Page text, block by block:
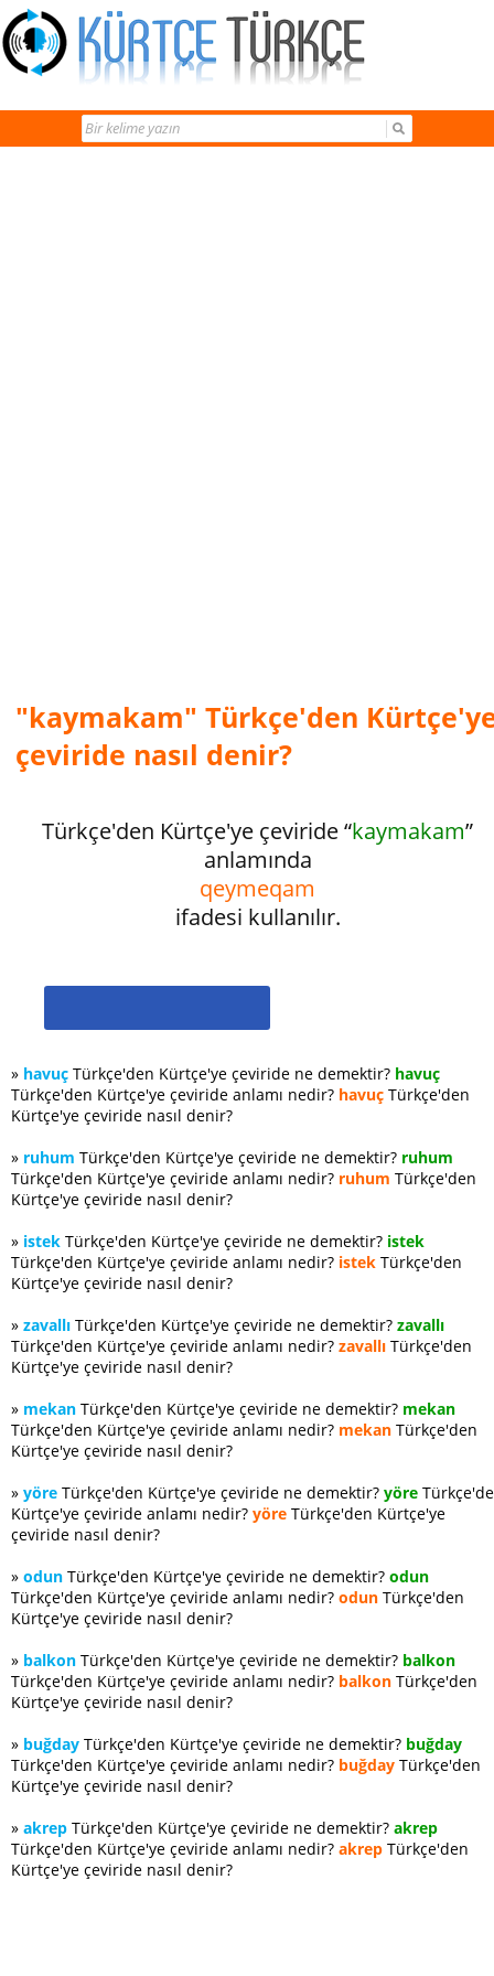
"kaymakam" Türkçe'den
çeviride nasıl denir?
Türkçe'den Kürtçe'ye çeviride “kaymakam”
anlamında
qeymeqam
ifadesi kullanılır.
» havuç Türkçe'den Kürtçe'ye çeviride ne demektir? havuç
Türkçe'den Kürtçe'ye çeviride anlamı nedir? havuç Türkçe'den
Kürtçe'ye çeviride nasıl denir?
» ruhum Türkçe'den Kürtçe'ye çeviride ne demektir? ruhum
Türkçe'den Kürtçe'ye çeviride anlamı nedir? ruhum Türkçe'den
Kürtçe'ye çeviride nasıl denir?
» istek Türkçe'den Kürtçe'ye çeviride ne demektir? istek
Türkçe'den Kürtçe'ye çeviride anlamı nedir? istek Türkçe'den
Kürtçe'ye çeviride nasıl denir?
» zavallı Türkçe'den Kürtçe'ye çeviride ne demektir? zavallı
Türkçe'den Kürtçe'ye çeviride anlamı nedir? zavallı Türkçe'den
Kürtçe'ye çeviride nasıl denir?
» mekan Türkçe'den Kürtçe'ye çeviride ne demektir? mekan
Türkçe'den Kürtçe'ye çeviride anlamı nedir? mekan Türkçe'den
Kürtçe'ye çeviride nasıl denir?
» yöre Türkçe'den Kürtçe'ye çeviride ne demektir? yöre
Kürtçe'ye çeviride anlamı nedir? yöre Türkçe'den Kürtçe'ye
çeviride nasıl denir?
» odun Türkçe'den Kürtçe'ye çeviride ne demektir? odun
Türkçe'den Kürtçe'ye çeviride anlamı nedir? odun Türkçe'den
Kürtçe'ye çeviride nasıl denir?
» balkon Türkçe'den Kürtçe'ye çeviride ne demektir? balkon
Türkçe'den Kürtçe'ye çeviride anlamı nedir? balkon Türkçe'den
Kürtçe'ye çeviride nasıl denir?
» buğday Türkçe'den Kürtçe'ye çeviride ne demektir? buğday
Türkçe'den Kürtçe'ye çeviride anlamı nedir? buğday Türkçe'den
Kürtçe'ye çeviride nasıl denir?
» akrep Türkçe'den Kürtçe'ye çeviride ne demektir? akrep
Türkçe'den Kürtçe'ye çeviride anlamı nedir? akrep Türkçe'den
Kürtçe'ye çeviride nasıl denir?